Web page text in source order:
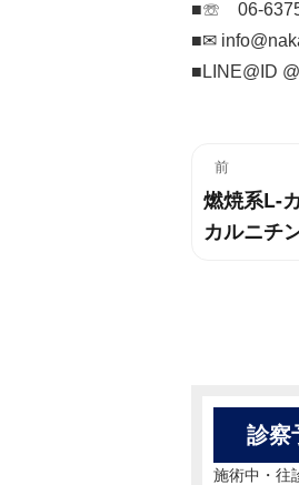
■☏ 06-
■✉︎
■LINE@ID
前
過
去
燃焼系L-
カルニチ
診察
施術中・往